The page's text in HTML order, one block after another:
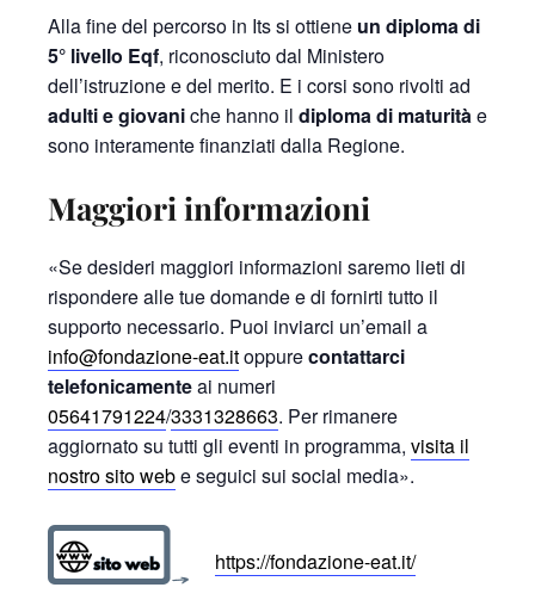
Alla fine del percorso in Its si ottiene un diploma di
5° livello Eqf, riconosciuto dal Ministero
dell’istruzione e del merito. E i corsi sono rivolti ad
adulti e giovaniche hanno il diploma di maturitàe
sono interamente finanziati dalla Regione.
Maggiori informazioni
«Se desideri maggiori informazioni saremo lieti di
rispondere alle tue domande e di fornirti tutto il
supporto necessario. Puoi inviarci un’email a
info@fondazione-eat.itoppurecontattarci
telefonicamenteai numeri
05641791224/3331328663. Per rimanere
aggiornato su tutti gli eventi in programma, visita il
nostro sito webe seguici sui social media».
https://fondazione-eat.it/